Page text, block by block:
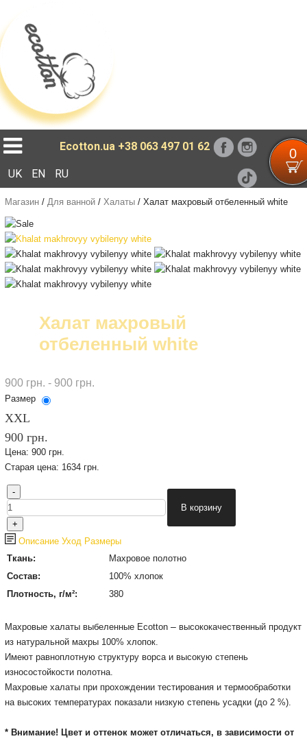
Ecotton.ua +38 063 497 01 62 0
UK EN RU
Магазин/ Для ванной/ Халаты / Халат махровый отбеленный white
Халат махровый
отбеленный white
900 грн. - 900 грн.
Размер
XXL
900 грн.
Цена: 900 грн.
Старая цена: 1634 грн.
Описание Уход Размеры
Ткань:
Махровое полотно
Состав:
100% хлопок
Плотность, г/м²:
380
Махровые халаты выбеленные Ecotton –высококачественный продукт
из натуральной махры 100% хлопок.
Имеют равноплотную структуру ворса и высокую степень
износостойкости полотна.
Махровые халаты при прохождении тестирования и термообработки
на высоких температурах показали низкую степень усадки (до 2 %).
* Внимание! Цвет и оттенок может отличаться, в зависимости от